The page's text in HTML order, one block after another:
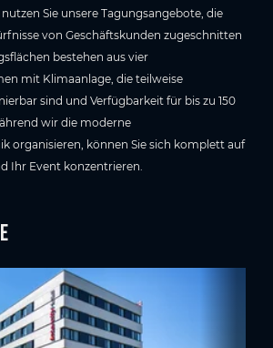
Sie unsere Tagungsangebote, die
von Geschäftskunden zugeschnitten
bestehen aus vier
mit Klimaanlage, die teilweise
sind und Verfügbarkeit für bis zu 150
wir die moderne
organisieren, können Sie sich komplett auf
Ihr Event konzentrieren.